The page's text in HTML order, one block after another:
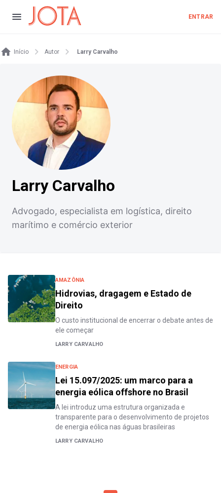
ENTRAR
Início Autor Larry Carvalho
Larry Carvalho
Advogado, especialista em logística, direito
marítimo e comércio exterior
AMAZÔNIA
Hidrovias, dragagem e Estado de
Direito
O custo institucional de encerrar o debate antes de
ele começar
LARRY CARVALHO
ENERGIA
Lei 15.097/2025: um marco para a
energia eólica offshore no Brasil
A lei introduz uma estrutura organizada e
transparente para o desenvolvimento de projetos
de energia eólica nas águas brasileiras
LARRY CARVALHO